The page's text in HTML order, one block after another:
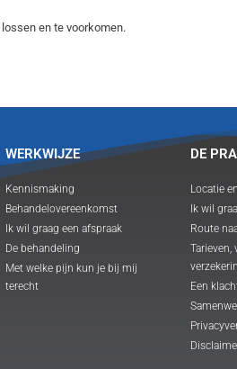
en te voorkomen.
WERKWIJZE
Kennismaking
Behandelovereenkomst
Ik wil graag een afspraak
De behandeling
Met welke pijn kun je bij mij
terecht
DE
Locatie
Ik wil
Route
Tarieven,
Een